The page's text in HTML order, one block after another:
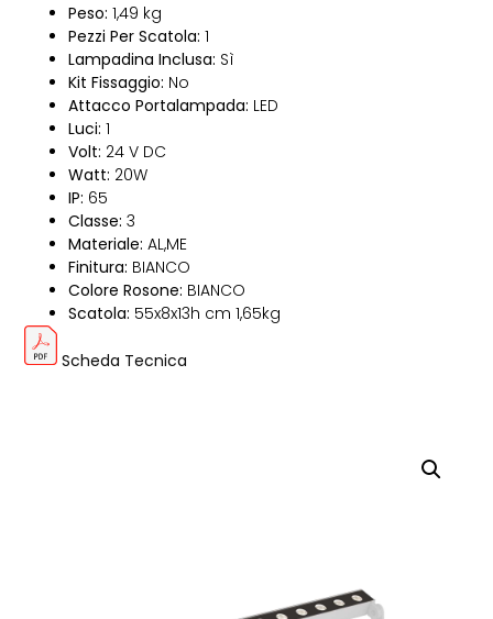
Peso: 1,49 kg
Pezzi Per Scatola: 1
Lampadina Inclusa: Sì
Kit Fissaggio: No
Attacco Portalampada: LED
Luci: 1
Volt: 24 V DC
Watt: 20W
IP: 65
Classe: 3
Materiale: AL,ME
Finitura: BIANCO
Colore Rosone: BIANCO
Scatola: 55x8x13h cm 1,65kg
Scheda Tecnica